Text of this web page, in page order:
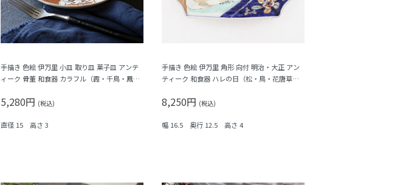
手描き 色絵 伊万里 小皿 取り皿 菓子皿 アンテ
ィーク 骨董 和食器 カラフル（霞・千鳥・鳳
5,280円 (税込)
直径 15 高さ 3
手描き 色絵 伊万里 角形 向付 明治・大正 アン
ティーク 和食器 ハレの日（松・鳥・花唐草・
8,250円 (税込)
幅 16.5 奥行 12.5 高さ 4